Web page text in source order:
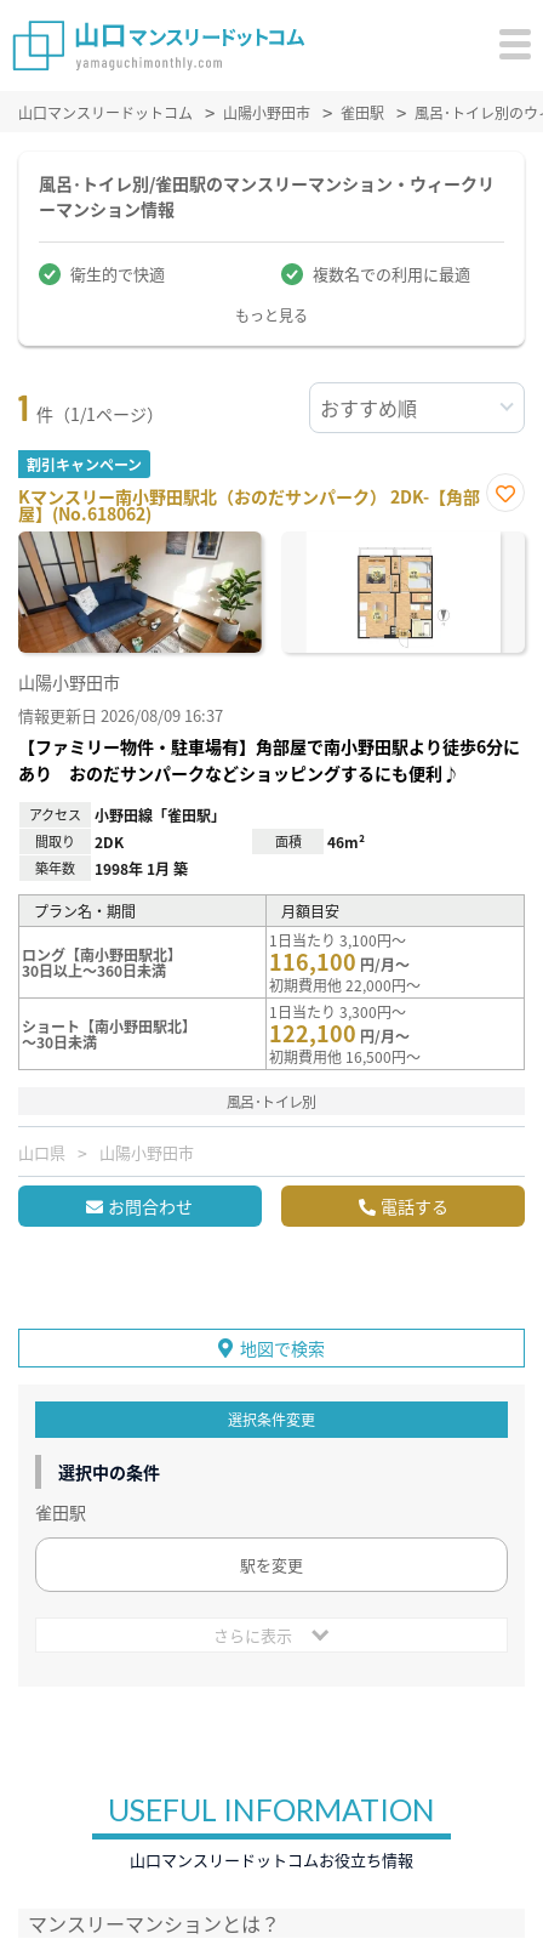
山口マンスリードットコム 山陽小野田市 雀田駅 風呂･トイレ別の
風呂･トイレ別/雀田駅のマンスリーマンション・ウィークリ
ーマンション情報
衛生的で快適 複数名での利用に最適
もっと見る
1 件（1/1ページ）
割引キャンペーン
Kマンスリー南小野田駅北（おのだサンパーク） 2DK-【角部
屋】(No.618062)
に入
山陽小野田市
情報更新日 2026/08/09 16:37
【ファミリー物件・駐車場有】角部屋で南小野田駅より徒歩6分に
あり おのだサンパークなどショッピングするにも便利♪
アクセス 小野田線「雀田駅」
間取り 2DK 面積 46m²
築年数 1998年 1月 築
プラン名・期間 月額目安
ロング【南小野田駅北】
30日以上～360日未満
1日当たり 3,100円～
116,100 円/月～
初期費用他 22,000円～
ショート【南小野田駅北】
～30日未満
1日当たり 3,300円～
122,100 円/月～
初期費用他 16,500円～
風呂･トイレ別
山口県 山陽小野田市
お問合わせ 電話する
地図で検索
選択条件変更
選択中の条件
雀田駅
駅を変更
さらに表示
USEFUL INFORMATION
山口マンスリードットコムお役立ち情報
マンスリーマンションとは？